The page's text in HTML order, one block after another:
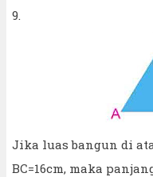
9.
Jika luas bangun di
BC=16cm, maka